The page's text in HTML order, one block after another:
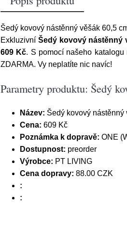
Šedý kovový nástěnný věšák 60,5
Exkluzivní Šedý kovový nástěnný
609 Kč. S pomocí našeho
ZDARMA. Vy neplatíte nic navíc!
Parametry produktu: Šedý
Název: Šedý kovový nástěnný
Cena: 609 Kč
Poznámka k dopravě: ONE
Dostupnost: preorder
Výrobce: PT LIVING
Cena dopravy: 88.00 CZK
:
: